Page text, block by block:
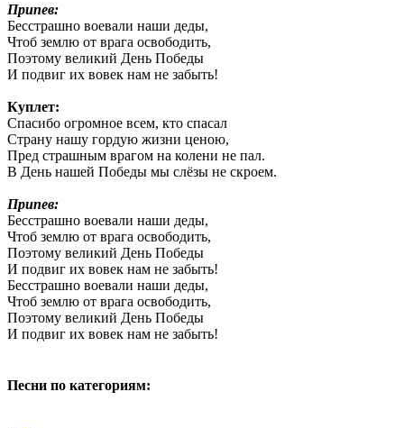
Припев:
Бесстрашно воевали наши деды,
Чтоб землю от врага освободить,
Поэтому великий День Победы
И подвиг их вовек нам не забыть!
Куплет:
Спасибо огромное всем, кто спасал
Страну нашу гордую жизни ценою,
Пред страшным врагом на колени не пал.
В День нашей Победы мы слёзы не скроем.
Припев:
Бесстрашно воевали наши деды,
Чтоб землю от врага освободить,
Поэтому великий День Победы
И подвиг их вовек нам не забыть!
Бесстрашно воевали наши деды,
Чтоб землю от врага освободить,
Поэтому великий День Победы
И подвиг их вовек нам не забыть!
Песни по категориям: